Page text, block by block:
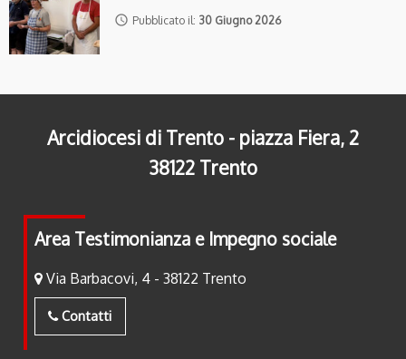
access_time Pubblicato il: 30 Giugno 2026
Arcidiocesi di Trento - piazza Fiera, 2
38122 Trento
Area Testimonianza e Impegno sociale
Via Barbacovi, 4 - 38122 Trento
Contatti